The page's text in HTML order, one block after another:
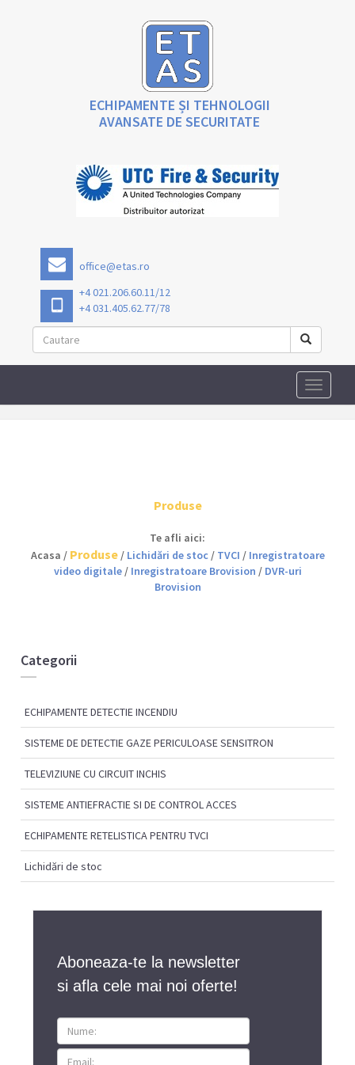
ECHIPAMENTE ȘI TEHNOLOGII
AVANSATE DE SECURITATE
office@etas.ro
+4 021.206.60.11/12
+4 031.405.62.77/78
Toggle
Produse
Te afli aici:
Acasa / Produse/ Lichidări de stoc/ TVCI / Inregistratoare
video digitale/ Inregistratoare Brovision / DVR-uri
Brovision
Categorii
ECHIPAMENTE DETECTIE INCENDIU
SISTEME DE DETECTIE GAZE PERICULOASE SENSITRON
TELEVIZIUNE CU CIRCUIT INCHIS
SISTEME ANTIEFRACTIE SI DE CONTROL ACCES
ECHIPAMENTE RETELISTICA PENTRU TVCI
Lichidări de stoc
Aboneaza-te la newsletter
si afla cele mai noi oferte!